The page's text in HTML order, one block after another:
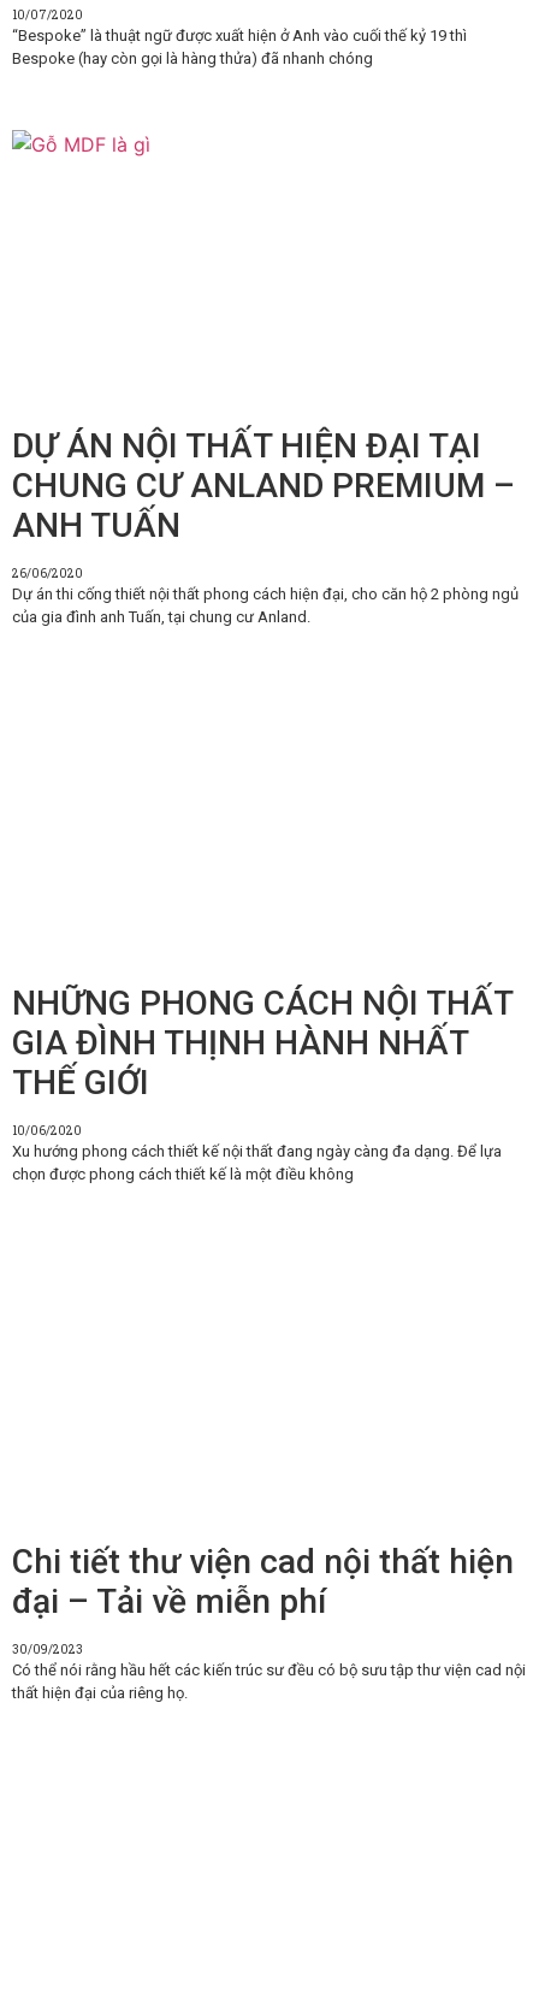
10/07/2020
“Bespoke” là thuật ngữ được xuất hiện ở Anh vào cuối thế kỷ 19 thì
Bespoke (hay còn gọi là hàng thửa) đã nhanh chóng
DỰ ÁN NỘI THẤT HIỆN ĐẠI TẠI
CHUNG CƯ ANLAND PREMIUM –
ANH TUẤN
26/06/2020
Dự án thi cống thiết nội thất phong cách hiện đại, cho căn hộ 2 phòng ngủ
của gia đình anh Tuấn, tại chung cư Anland.
NHỮNG PHONG CÁCH NỘI THẤT
GIA ĐÌNH THỊNH HÀNH NHẤT
THẾ GIỚI
10/06/2020
Xu hướng phong cách thiết kế nội thất đang ngày càng đa dạng. Để lựa
chọn được phong cách thiết kế là một điều không
Chi tiết thư viện cad nội thất hiện
đại – Tải về miễn phí
30/09/2023
Có thể nói rằng hầu hết các kiến trúc sư đều có bộ sưu tập thư viện cad nội
thất hiện đại của riêng họ.